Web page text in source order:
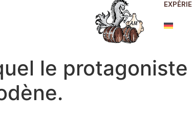
le